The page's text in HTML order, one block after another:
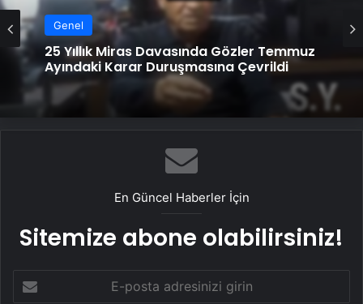
Genel
25 Yıllık Miras Davasında Gözler Temmuz
Ayındaki Karar Duruşmasına Çevrildi
Genel
Serjoy : Dijital Medya Ajansı, Google
Reklam Ajansı, SEO Ajansı ve Web
Tasarım Ajansı
En Güncel Haberler İçin
Sitemize abone olabilirsiniz!
posta